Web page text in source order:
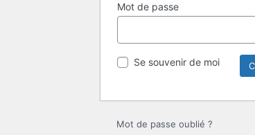
Mot de passe
Se souvenir de moi
Mot de passe oublié ?